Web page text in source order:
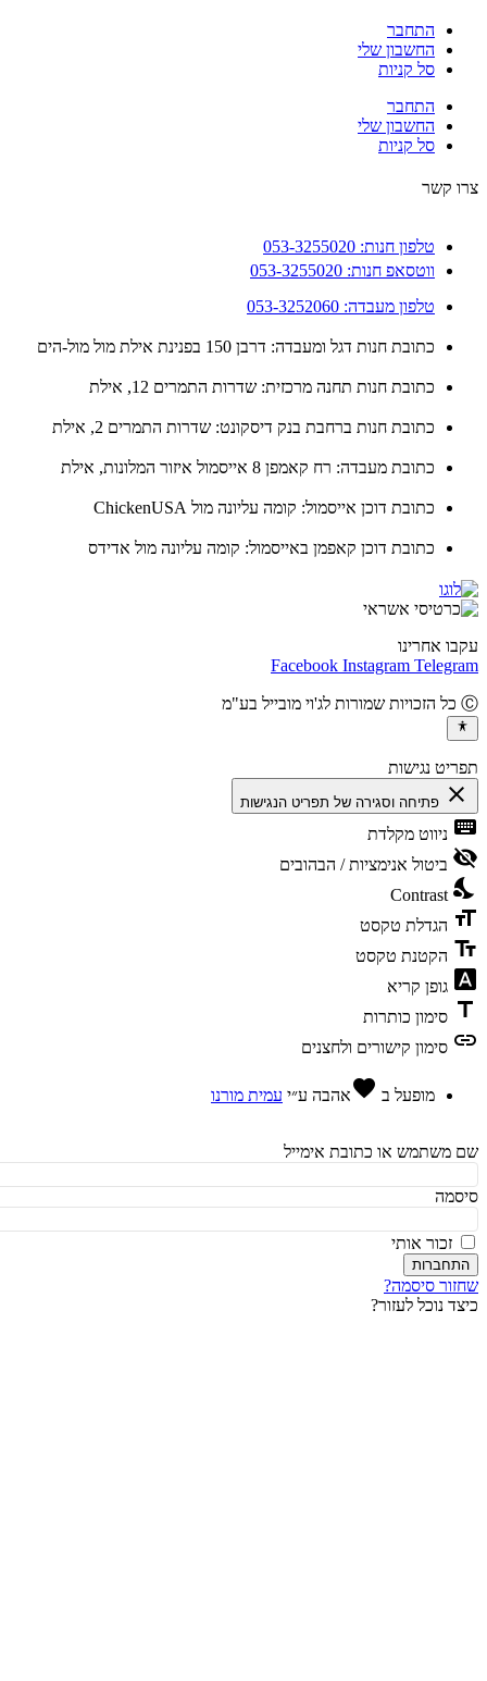
התחבר
החשבון שלי
סל קניות
התחבר
החשבון שלי
סל קניות
קשר
טלפון חנות: 053-3255020
ווטסאפ חנות: 053-3255020
טלפון מעבדה: 053-3252060
כתובת חנות דגל ומעבדה: דרבן 150 בפנינת אילת מול מול-הים
כתובת חנות תחנה מרכזית: שדרות התמרים 12, אילת
כתובת חנות ברחבת בנק דיסקונט: שדרות התמרים 2, אילת
כתובת מעבדה: רח קאמפן 8 אייסמול איזור המלונות, אילת
כתובת דוכן אייסמול: קומה עליונה מול ChickenUSA
כתובת דוכן קאפמן באייסמול: קומה עליונה מול אדידס
אחרינו
Facebook Instagram
נגישות
פתיחה וסגירה של תפריט הנגישות
ניווט מקלדת
ביטול אנימציות / הבהובים
Contrast
הגדלת טקסט
הקטנת טקסט
גופן קריא
סימון כותרות
סימון קישורים ולחצנים
מופעל בfavorite אהבהע״י עמית מורנו
או כתובת אימייל
זכור אותי
סיסמה?
נוכל לעזור?